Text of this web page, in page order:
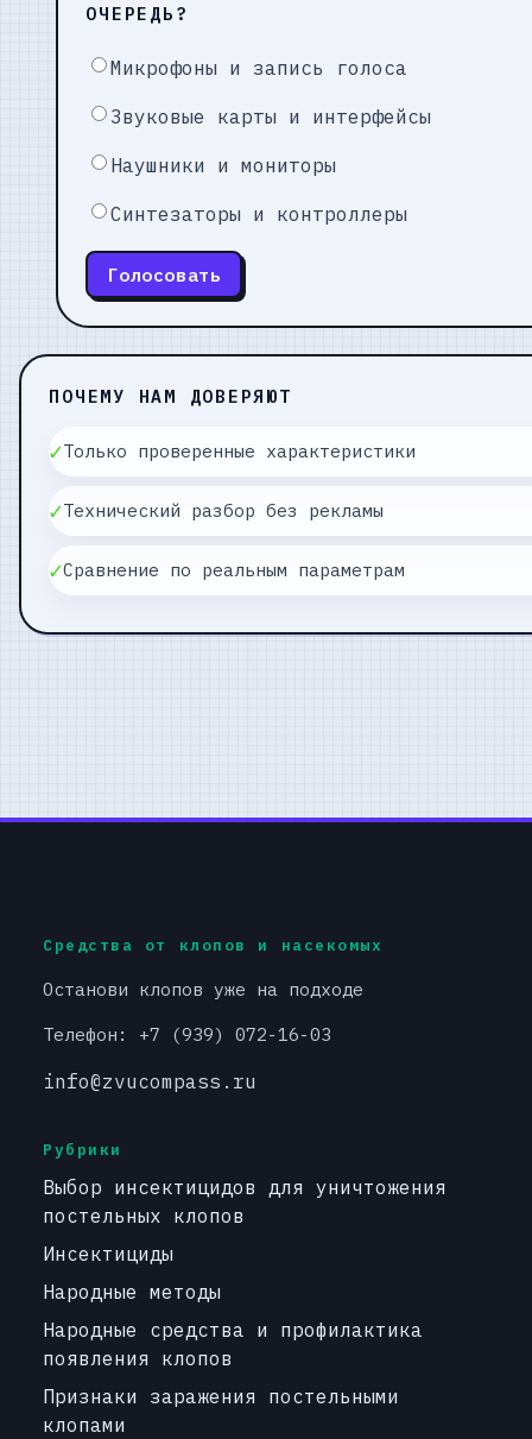
ОЧЕРЕДЬ?
Микрофоны и запись голоса
Звуковые карты и интерфейсы
Наушники и мониторы
Синтезаторы и контроллеры
Голосовать
ПОЧЕМУ НАМ ДОВЕРЯЮТ
✓Только проверенные характеристики
✓Технический разбор без рекламы
✓Сравнение по реальным параметрам
Средства от клопов и насекомых
Останови клопов уже на подходе
Телефон: +7 (939) 072-16-03
info@zvucompass.ru
Рубрики
Выбор инсектицидов для уничтожения
постельных клопов
Инсектициды
Народные методы
Народные средства и профилактика
появления клопов
Признаки заражения постельными
клопами